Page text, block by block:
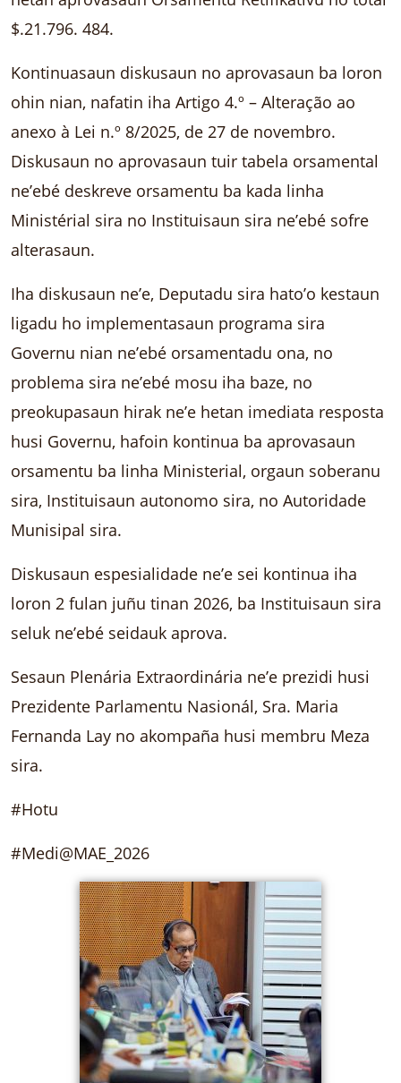
$.21.796. 484.
Kontinuasaun diskusaun no aprovasaun ba loron
ohin nian, nafatin iha Artigo 4.º – Alteração ao
anexo à Lei n.º 8/2025, de 27 de novembro.
Diskusaun no aprovasaun tuir tabela orsamental
ne’ebé deskreve orsamentu ba kada linha
Ministérial sira no Instituisaun sira ne’ebé sofre
alterasaun.
Iha diskusaun ne’e, Deputadu sira hato’o kestaun
ligadu ho implementasaun programa sira
Governu nian ne’ebé orsamentadu ona, no
problema sira ne’ebé mosu iha baze, no
preokupasaun hirak ne’e hetan imediata resposta
husi Governu, hafoin kontinua ba aprovasaun
orsamentu ba linha Ministerial, orgaun soberanu
sira, Instituisaun autonomo sira, no Autoridade
Munisipal sira.
Diskusaun espesialidade ne’e sei kontinua iha
loron 2 fulan juñu tinan 2026, ba Instituisaun sira
seluk ne’ebé seidauk aprova.
Sesaun Plenária Extraordinária ne’e prezidi husi
Prezidente Parlamentu Nasionál, Sra. Maria
Fernanda Lay no akompaña husi membru Meza
sira.
#Hotu
#Medi@MAE_2026